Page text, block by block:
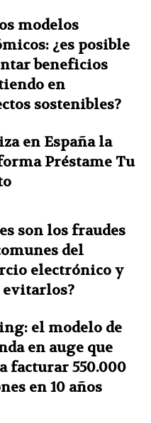
modelos
¿es posible
beneficios
en
sostenibles?
en España la
Préstame Tu
son los fraudes
del
electrónico y
evitarlos?
el modelo de
en auge que
facturar 550.000
en 10 años